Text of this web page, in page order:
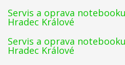
Servis a oprava
Hradec Králové
Servis a oprava
Hradec Králové